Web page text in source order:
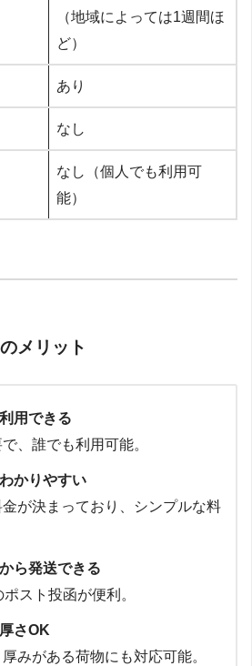
（地域によっては1週間ほ
ど）
あり
なし
なし（個人でも利用可
能）
メリット
用できる
、誰でも利用可能。
かりやすい
が決まっており、シンプルな料
ら発送できる
スト投函が便利。
さOK
みがある荷物にも対応可能。